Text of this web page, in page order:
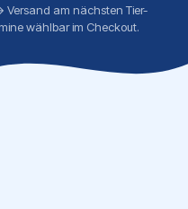
Versand am nächsten Tier-
wählbar im Checkout.